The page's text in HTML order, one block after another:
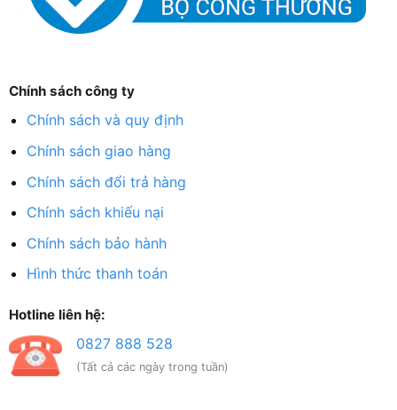
Chính sách công ty
Chính sách và quy định
Chính sách giao hàng
Chính sách đổi trả hàng
Chính sách khiếu nại
Chính sách bảo hành
Hình thức thanh toán
Hotline liên hệ:
0827 888 528
(Tất cả các ngày trong tuần)